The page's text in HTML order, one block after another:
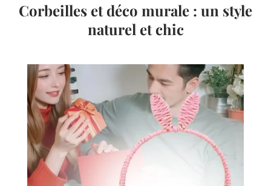
Corbeilles et déco murale : un style
naturel et chic